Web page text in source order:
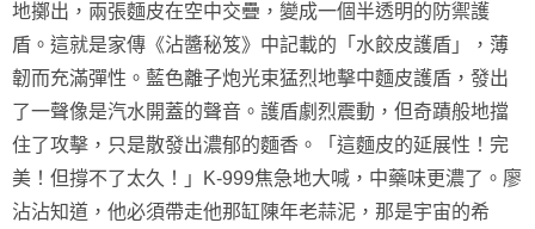
地擲出，兩張麵皮在空中交疊，變成一個半透明的防禦護
盾。這就是家傳《沾醬秘笈》中記載的「水餃皮護盾」，薄
韌而充滿彈性。藍色離子炮光束猛烈地擊中麵皮護盾，發出
了一聲像是汽水開蓋的聲音。護盾劇烈震動，但奇蹟般地擋
住了攻擊，只是散發出濃郁的麵香。「這麵皮的延展性！完
美！但撐不了太久！」K-999焦急地大喊，中藥味更濃了。廖
沾沾知道，他必須帶走他那缸陳年老蒜泥，那是宇宙的希